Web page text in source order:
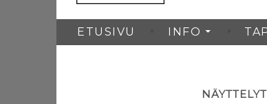
Kameraseura
ETUSIVU INFO
NÄYTTELYT